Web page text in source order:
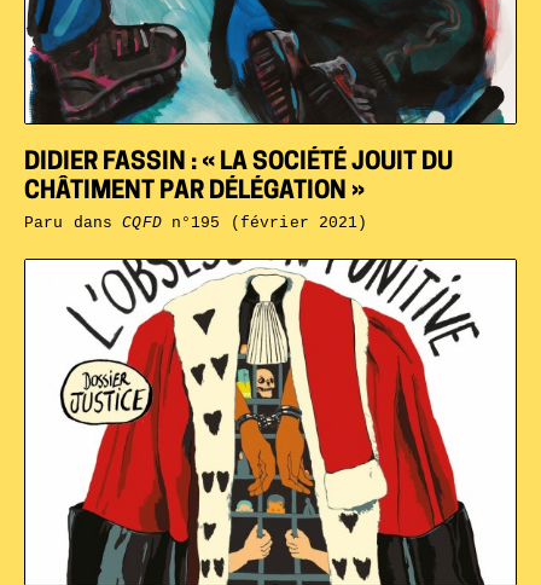
DIDIER FASSIN : « LA SOCIÉTÉ JOUIT DU
CHÂTIMENT PAR DÉLÉGATION »
Paru dansCQFDn°195 (février 2021)